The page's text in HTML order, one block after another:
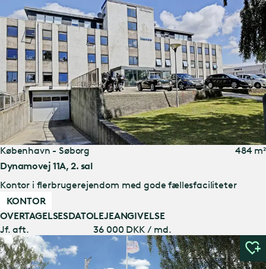
København - Søborg
484 m²
Dynamovej 11A, 2. sal
Kontor i flerbrugerejendom med gode fællesfaciliteter
KONTOR
OVERTAGELSESDATO
Jf. aft.
LEJEANGIVELSE
36 000 DKK / md.